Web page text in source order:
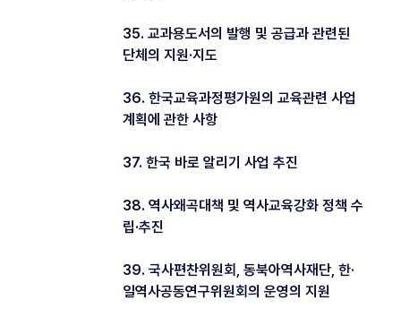
35. 교과용도서의 발행 및 공급과 관련된
단체의 지원·지도
36. 한국교육과정평가원의 교육관련 사업
계획에 관한 사항
37. 한국 바로 알리기 사업 추진
38. 역사왜곡대책 및 역사교육강화 정책 수
립·추진
39. 국사편찬위원회, 동북아역사재단, 한·
일역사공동연구위원회의 운영의 지원